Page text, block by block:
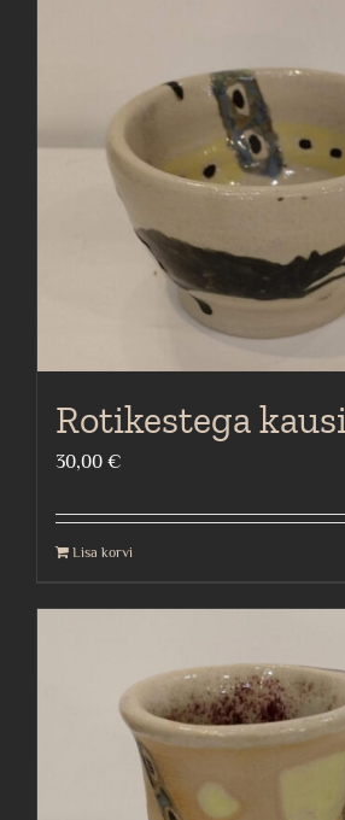
Rotikestega
30,00 €
Lisa korvi